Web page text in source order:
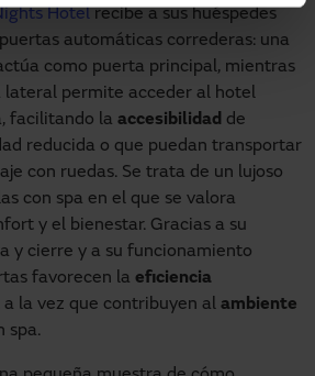
Hotelrecibe a sus huéspedes
automáticas correderas: una
como puerta principal, mientras
lateral permite acceder al hotel
facilitando la accesibilidad de
reducida o que puedan transportar
con ruedas. Se trata de un lujoso
con spa en el que se valora
y el bienestar. Gracias a su
y cierre y a su funcionamiento
favorecen la eficiencia
a la vez que contribuyen al ambiente
spa.